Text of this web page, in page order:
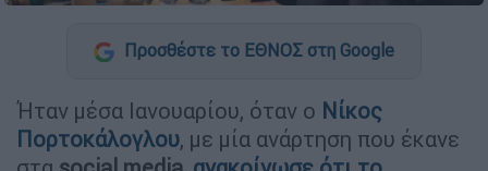
Προσθέστε το ΕΘΝΟΣ στη Google
Ήταν μέσα Ιανουαρίου, όταν ο Νίκος
Πορτοκάλογλου, με μία ανάρτηση που έκανε